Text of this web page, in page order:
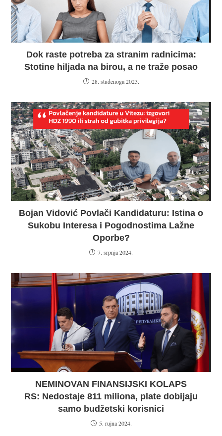
Dok raste potreba za stranim radnicima:
Stotine hiljada na birou, a ne traže posao
28. studenoga 2023.
Bojan Vidović Povlači Kandidaturu: Istina o
Sukobu Interesa i Pogodnostima Lažne
Oporbe?
7. srpnja 2024.
NEMINOVAN FINANSIJSKI KOLAPS
RS: Nedostaje 811 miliona, plate dobijaju
samo budžetski korisnici
5. rujna 2024.